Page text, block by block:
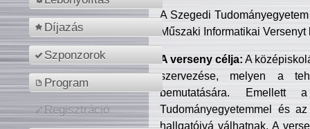
Díjazás
Szponzorok
Program
Regisztráció
A Szegedi
Műszaki Informatikai
A verseny célja: A
szervezése, melyen a
bemutatására. Emellett
Tudományegyetemmel és
hallgatóivá válhatnak. A